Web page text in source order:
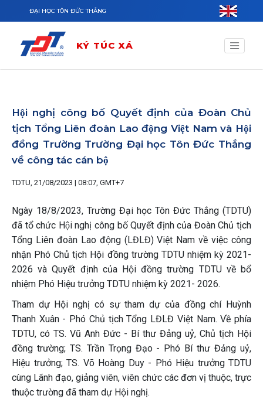
Nhảy đến nội dung
ĐẠI HỌC TÔN ĐỨC THẮNG
KÝ TÚC XÁ
Hội nghị công bố Quyết định của Đoàn Chủ
tịch Tổng Liên đoàn Lao động Việt Nam và Hội
đồng Trường Trường Đại học Tôn Đức Thắng
về công tác cán bộ
TDTU, 21/08/2023 | 08:07, GMT+7
Ngày 18/8/2023, Trường Đại học Tôn Đức Thắng (TDTU)
đã tổ chức Hội nghị công bố Quyết định của Đoàn Chủ tịch
Tổng Liên đoàn Lao động (LĐLĐ) Việt Nam về việc công
nhận Phó Chủ tịch Hội đồng trường TDTU nhiệm kỳ 2021-
2026 và Quyết định của Hội đồng trường TDTU về bổ
nhiệm Phó Hiệu trưởng TDTU nhiệm kỳ 2021- 2026.
Tham dự Hội nghị có sự tham dự của đồng chí Huỳnh
Thanh Xuân - Phó Chủ tịch Tổng LĐLĐ Việt Nam. Về phía
TDTU, có TS. Vũ Anh Đức - Bí thư Đảng uỷ, Chủ tịch Hội
đồng trường; TS. Trần Trọng Đạo - Phó Bí thư Đảng uỷ,
Hiệu trưởng; TS. Võ Hoàng Duy - Phó Hiệu trưởng TDTU
cùng Lãnh đạo, giảng viên, viên chức các đơn vị thuộc, trực
thuộc trường đã tham dự Hội nghị.